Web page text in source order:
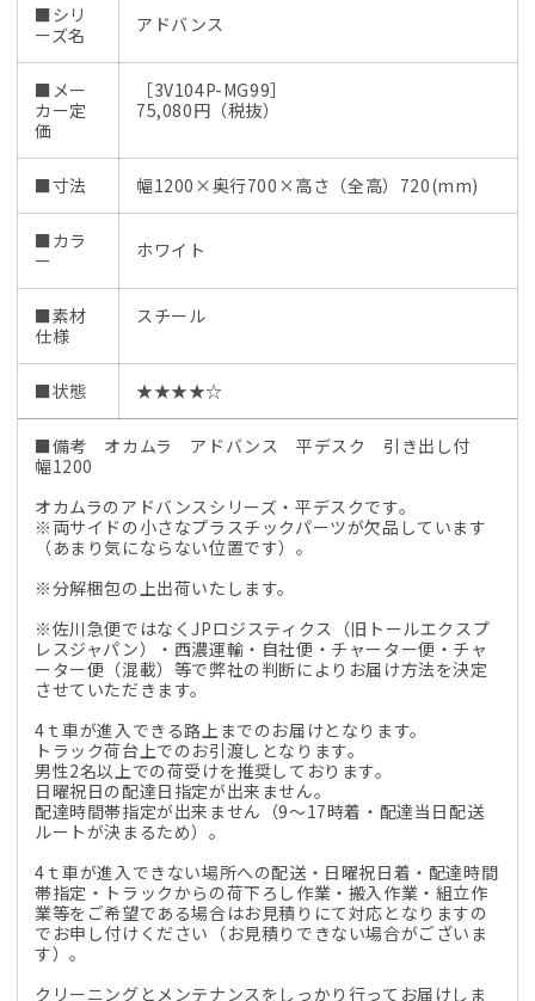
■シリ
ーズ名
アドバンス
■メー
カー定
価
［3V104P-MG99］
75,080円（税抜）
■寸法 幅1200×奥行700×高さ（全高）720(mm)
■カラ
ー
ホワイト
■素材
仕様
スチール
■状態 ★★★★☆
■備考 オカムラ アドバンス 平デスク 引き出し付
幅1200
オカムラのアドバンスシリーズ・平デスクです。
※両サイドの小さなプラスチックパーツが欠品しています
（あまり気にならない位置です）。
※分解梱包の上出荷いたします。
※佐川急便ではなくJPロジスティクス（旧トールエクスプ
レスジャパン）・西濃運輸・自社便・チャーター便・チャ
ーター便（混載）等で弊社の判断によりお届け方法を決定
させていただきます。
4ｔ車が進入できる路上までのお届けとなります。
トラック荷台上でのお引渡しとなります。
男性2名以上での荷受けを推奨しております。
日曜祝日の配達日指定が出来ません。
配達時間帯指定が出来ません（9～17時着・配達当日配送
ルートが決まるため）。
4ｔ車が進入できない場所への配送・日曜祝日着・配達時間
帯指定・トラックからの荷下ろし作業・搬入作業・組立作
業等をご希望である場合はお見積りにて対応となりますの
でお申し付けください（お見積りできない場合がございま
す）。
クリーニングとメンテナンスをしっかり行ってお届けしま